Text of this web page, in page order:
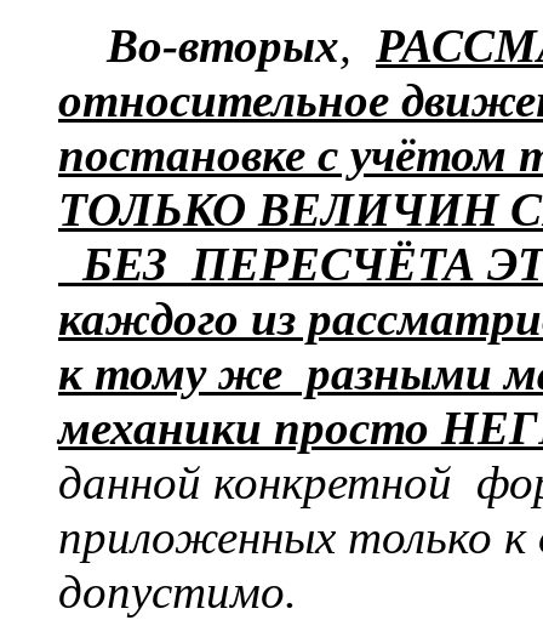
Во-вторых,
относительное
постановке с учётом
ТОЛЬКО ВЕЛИЧИН
БЕЗ ПЕРЕСЧЁТА
каждого из
к тому же разными
механики просто
данной конкретной
приложенных только
допустимо.